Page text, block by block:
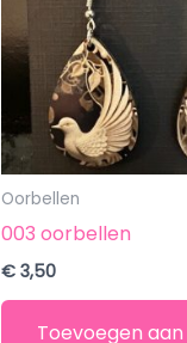
Oorbellen
003 oorbellen
€3,50
Toevoegen aan